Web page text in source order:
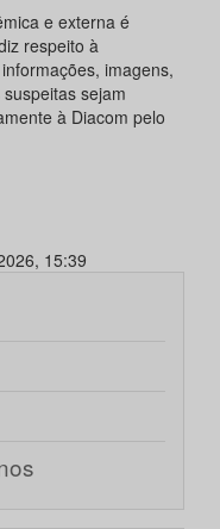
e externa é
respeito à
imagens,
sejam
à Diacom pelo
15:39